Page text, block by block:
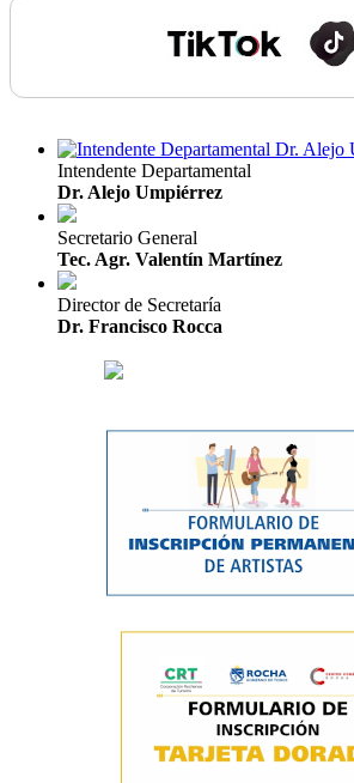
Intendente Departamental
Dr. Alejo Umpiérrez
Secretario General
Tec. Agr. Valentín Martínez
Director de Secretaría
Dr. Francisco Rocca